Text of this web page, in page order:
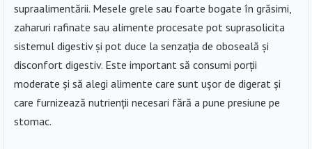
supraalimentării. Mesele grele sau foarte bogate în grăsimi,
zaharuri rafinate sau alimente procesate pot suprasolicita
sistemul digestiv și pot duce la senzația de oboseală și
disconfort digestiv. Este important să consumi porții
moderate și să alegi alimente care sunt ușor de digerat și
care furnizează nutrienții necesari fără a pune presiune pe
stomac.